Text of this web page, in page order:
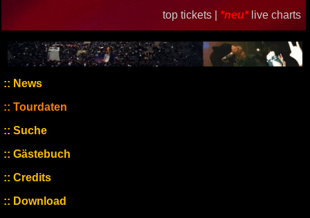
top tickets | *neu* live charts
News
Tourdaten
Suche
Gästebuch
Credits
Download